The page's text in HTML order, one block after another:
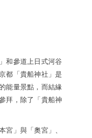
和參道上日式河谷
都「貴船神社」是
能量景點，而結緣
拜，除了「貴船神
」與「奧宮」、